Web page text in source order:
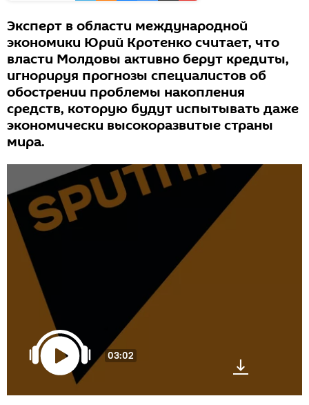
Эксперт в области международной
экономики Юрий Кротенко считает, что
власти Молдовы активно берут кредиты,
игнорируя прогнозы специалистов об
обострении проблемы накопления
средств, которую будут испытывать даже
экономически высокоразвитые страны
мира.
03:02